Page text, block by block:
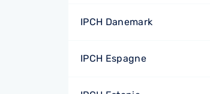
IPCH Danemark
IPCH Espagne